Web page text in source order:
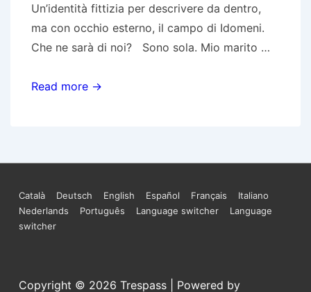
Un’identità fittizia per descrivere da dentro,
ma con occhio esterno, il campo di Idomeni.
Che ne sarà di noi? Sono sola. Mio marito …
Che
noi
Read more →
Menu
Footer
Català Deutsch English Español Français
Italiano
Nederlands
Português Language switcher
Language
switcher
Copyright © 2026 Trespass | Powered by